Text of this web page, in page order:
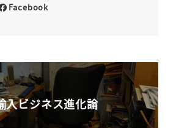
Facebook
ビジネス進化論